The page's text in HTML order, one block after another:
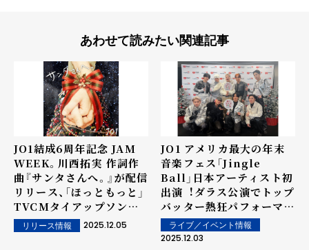
あわせて読みたい関連記事
JO1結成6周年記念 JAM
WEEK。川西拓実 作詞作
曲『サンタさんへ。』が配信
リリース、「ほっともっと」
TVCMタイアップソング
に起用 12月5日(金) 午前
0時 楽曲配信開始
リリース情報 2025.12.05
JO1 アメリカ最⼤の年末
⾳楽フェス「Jingle
Ball」⽇本アーティスト初
出演︕ダラス公演でトップ
バッター熱狂パフォーマン
ス＜オフィシャルレポート
＞
ライブ／イベント情報
2025.12.03